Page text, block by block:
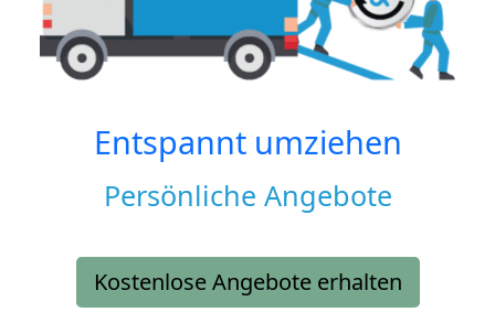
Entspannt umziehen
Persönliche Angebote
Kostenlose Angebote erhalten